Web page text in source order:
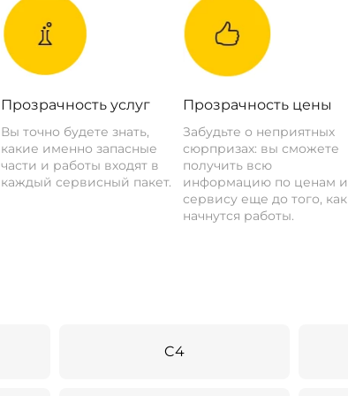
Прозрачность услуг
Вы точно будете знать,
какие именно запасные
части и работы входят в
каждый сервисный пакет.
Прозрачность цены
Забудьте о неприятных
сюрпризах: вы сможете
получить всю
информацию по ценам и
сервису еще до того, как
начнутся работы.
C4